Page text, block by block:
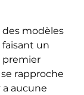
modèles
faisant un
premier
rapproche
a aucune